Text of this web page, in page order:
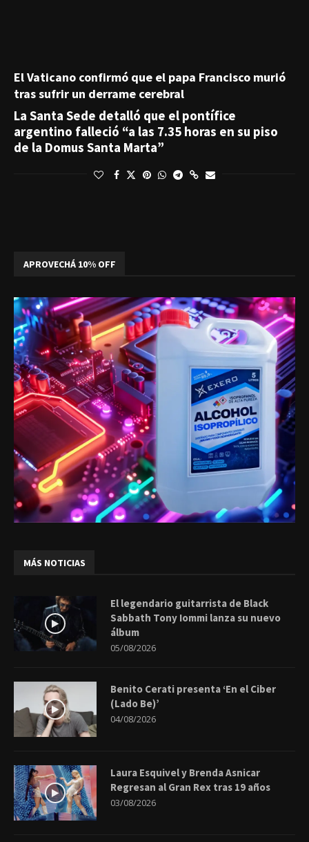
El Vaticano confirmó que el papa Francisco murió
tras sufrir un derrame cerebral
La Santa Sede detalló que el pontífice
argentino falleció “a las 7.35 horas en su piso
de la Domus Santa Marta”
APROVECHÁ 10% OFF
MÁS NOTICIAS
El legendario guitarrista de Black
Sabbath Tony Iommi lanza su nuevo
álbum
05/08/2026
Benito Cerati presenta ‘En el Ciber
(Lado Be)’
04/08/2026
Laura Esquivel y Brenda Asnicar
Regresan al Gran Rex tras 19 años
03/08/2026